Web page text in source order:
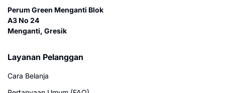
Perum Green Menganti Blok
A3 No 24
Menganti, Gresik
Layanan Pelanggan
Cara Belanja